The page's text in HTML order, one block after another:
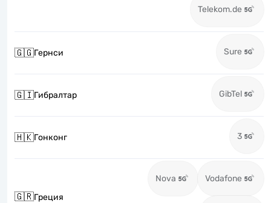
Telekom.de
🇬🇬Гернси Sure
🇬🇮Гибралтар GibTel
🇭🇰Гонконг 3
🇬🇷Греция
Nova Vodafone